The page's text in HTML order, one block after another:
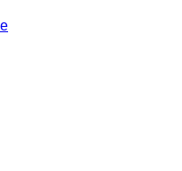
schliersee